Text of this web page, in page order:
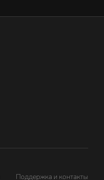
Поддержка и контакты